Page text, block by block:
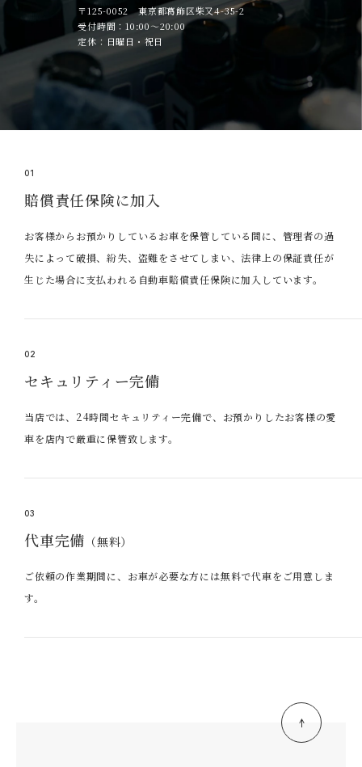
〒125-0052 東京都葛飾区柴又4-35-2
受付時間：10:00～20:00
定休：日曜日・祝日
01
賠償責任保険に加入
お客様からお預かりしているお車を保管している間に、管理者の過
失によって破損、紛失、盗難をさせてしまい、法律上の保証責任が
生じた場合に支払われる自動車賠償責任保険に加入しています。
02
セキュリティー完備
当店では、24時間セキュリティー完備で、お預かりしたお客様の愛
車を店内で厳重に保管致します。
03
代車完備 （無料）
ご依頼の作業期間に、お車が必要な方には無料で代車をご用意しま
す。